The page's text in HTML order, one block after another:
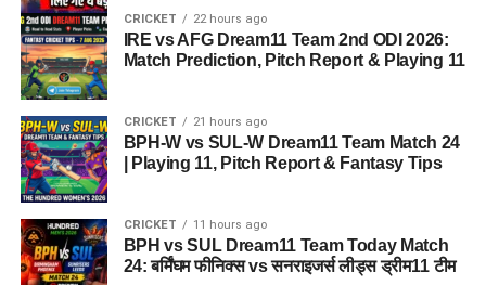
CRICKET 22 hours ago
IRE vs AFG Dream11 Team 2nd ODI 2026:
Match Prediction, Pitch Report & Playing 11
CRICKET 21 hours ago
BPH-W vs SUL-W Dream11 Team Match 24
| Playing 11, Pitch Report & Fantasy Tips
CRICKET 11 hours ago
BPH vs SUL Dream11 Team Today Match
24: बर्मिंघम फीनिक्स vs सनराइजर्स लीड्स ड्रीम11 टीम